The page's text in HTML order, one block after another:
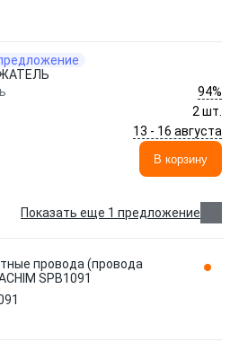
94%
2 шт.
13 - 16 августа
В корзину
Показать еще 1 предложение
провода (провода
SPB1091